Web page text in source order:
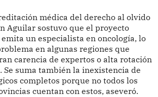
médica del derecho al olvido
Aguilar sostuvo que el proyecto
un especialista en oncología, lo
en algunas regiones que
carencia de expertos o alta rotación
Se suma también la inexistencia de
completos porque no todos los
cuentan con estos, aseveró.